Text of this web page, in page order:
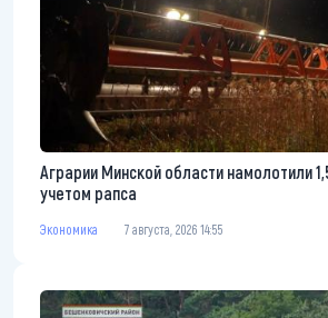
Аграрии Минской области намолотили
учетом рапса
Экономика 7 августа, 2026 14:55